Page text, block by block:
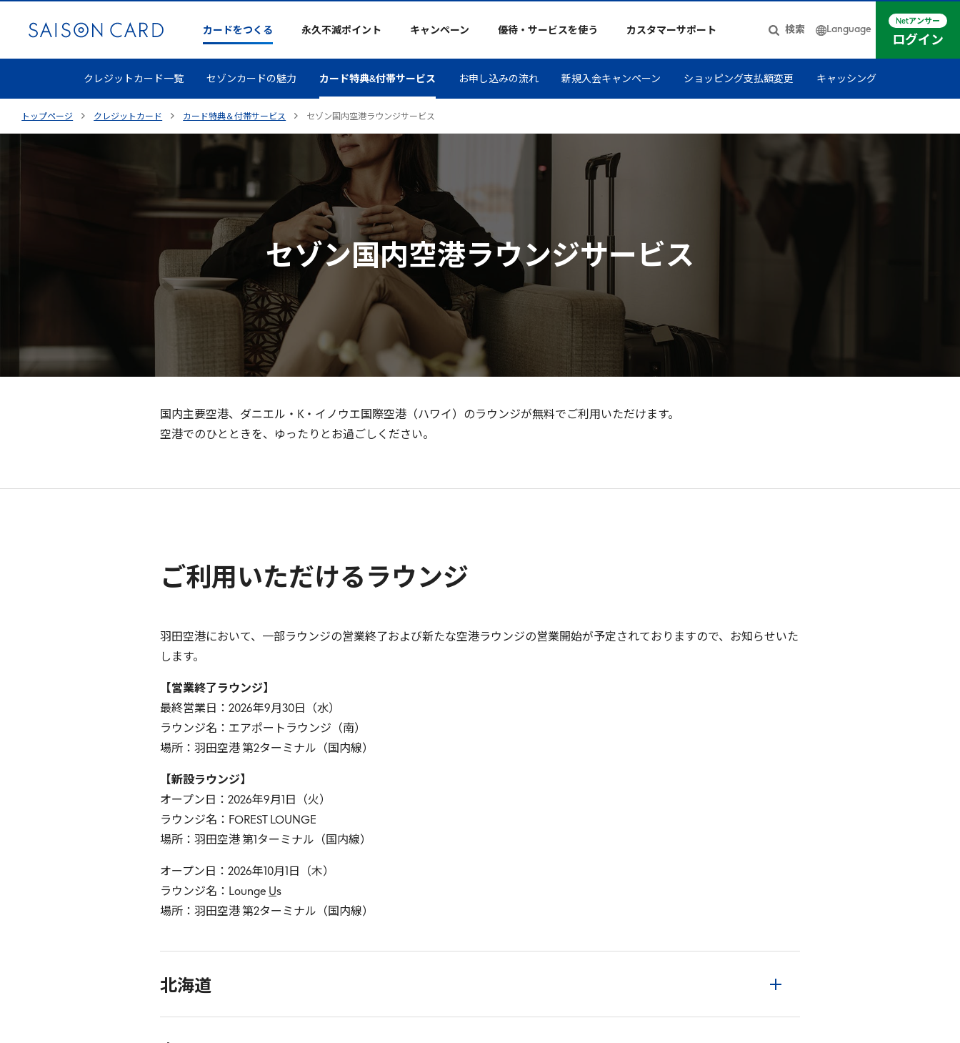
カードをつくる 永久不滅ポイント キャンペーン 優待・サービスを使う カスタマーサポート 検索 Language
Netアンサー
ログイン
クレジットカード一覧 セゾンカードの魅力 カード特典&付帯サービス お申し込みの流れ 新規入会キャンペーン ショッピング支払額変更 キャッシング
トップページ クレジットカード カード特典＆付帯サービス セゾン国内空港ラウンジサービス
セゾン国内空港ラウンジサービス
国内主要空港、ダニエル・K・イノウエ国際空港（ハワイ）のラウンジが無料でご利用いただけます。
空港でのひとときを、ゆったりとお過ごしください。
ご利用いただけるラウンジ
羽田空港において、一部ラウンジの営業終了および新たな空港ラウンジの営業開始が予定されておりますので、お知らせいた
します。
【営業終了ラウンジ】
最終営業日：2026年9月30日（水）
ラウンジ名：エアポートラウンジ（南）
場所：羽田空港 第2ターミナル（国内線）
【新設ラウンジ】
オープン日：2026年9月1日（火）
ラウンジ名：FOREST LOUNGE
場所：羽田空港 第1ターミナル（国内線）
オープン日：2026年10月1日（木）
ラウンジ名：Lounge Us
場所：羽田空港 第2ターミナル（国内線）
北海道